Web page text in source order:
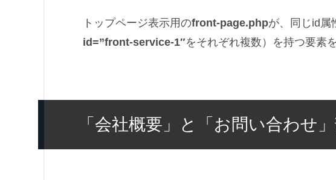
トップページ表示用のfront-page.phpが、同じid属
id=”front-service-1″をそれぞれ複数）を持つ要素
「会社概要」と「お問い合わせ